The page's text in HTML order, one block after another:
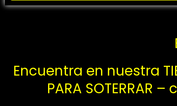
Encuentra en nuestra
PARA